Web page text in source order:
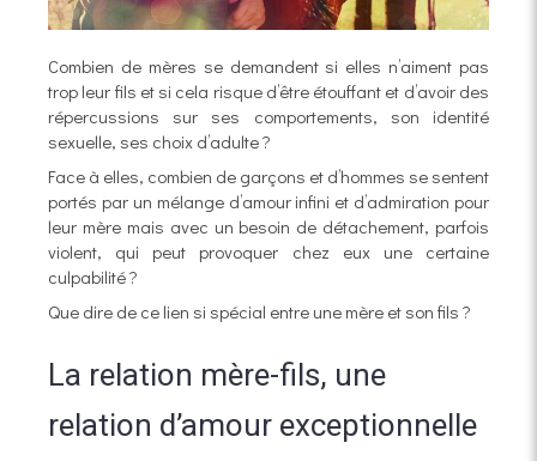
Combien de mères se demandent si elles n’aiment pas
trop leur fils et si cela risque d’être étouffant et d’avoir des
répercussions sur ses comportements, son identité
sexuelle, ses choix d’adulte ?
Face à elles, combien de garçons et d’hommes se sentent
portés par un mélange d’amour infini et d’admiration pour
leur mère mais avec un besoin de détachement, parfois
violent, qui peut provoquer chez eux une certaine
culpabilité ?
Que dire de ce lien si spécial entre une mère et son fils ?
La relation mère-fils, une
relation d’amour exceptionnelle